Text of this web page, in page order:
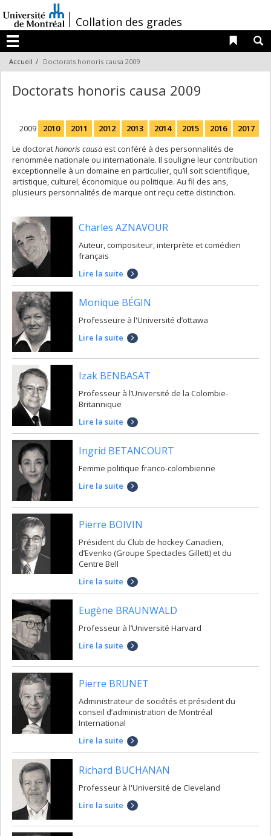
au
contenu
/
Collation des grades
Menu
Liens
Accueil Doctorats honoris causa 2009
Doctorats honoris causa 2009
2009 2010 2011 2012 2013 2014 2015 2016
2017
Le doctorathonoris causaest conféré à des personnalités de
renommée nationale ou internationale. Il souligne leur contribution
exceptionnelle à un domaine en particulier, qu’il soit scientifique,
artistique, culturel, économique ou politique. Au fil des ans,
plusieurs personnalités de marque ont reçu cette distinction.
Charles AZNAVOUR
Auteur, compositeur, interprète et comédien
français
Lire la suite
Monique BÉGIN
Professeure à l'Université d’ottawa
Lire la suite
Izak BENBASAT
Professeur à l’Université de la Colombie-
Britannique
Lire la suite
Ingrid BETANCOURT
Femme politique franco-colombienne
Lire la suite
Pierre BOIVIN
Président du Club de hockey Canadien,
d’Evenko (Groupe Spectacles Gillett) et du
Centre Bell
Lire la suite
Eugène BRAUNWALD
Professeur à l’Université Harvard
Lire la suite
Pierre BRUNET
Administrateur de sociétés et président du
conseil d’administration de Montréal
International
Lire la suite
Richard BUCHANAN
Professeur à l'Université de Cleveland
Lire la suite